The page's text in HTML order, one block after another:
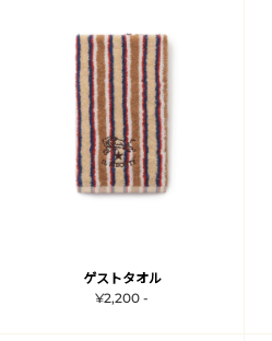
ゲストタオル
¥2,200 -